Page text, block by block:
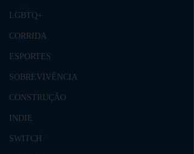
LGBTQ+
CORRIDA
ESPORTES
SOBREVIVÊNCIA
CONSTRUÇÃO
INDIE
SWITCH